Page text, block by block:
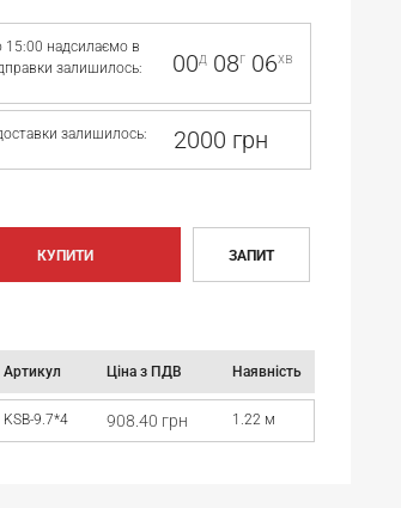
15:00 надсилаємо в
залишилось:
00д 08г 06хв
залишилось: 2000 грн
КУПИТИ ЗАПИТ
Артикул Ціна з ПДВ Наявність
KSB-9.7*4 908.40 грн 1.22 м